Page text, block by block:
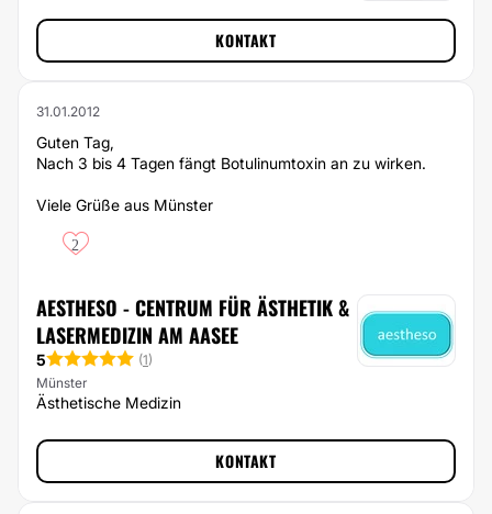
KONTAKT
31.01.2012
Guten Tag,
Nach 3 bis 4 Tagen fängt Botulinumtoxin an zu wirken.
Viele Grüße aus Münster
2
AESTHESO - CENTRUM FÜR ÄSTHETIK &
LASERMEDIZIN AM AASEE
5 (1)
Münster
Ästhetische Medizin
KONTAKT